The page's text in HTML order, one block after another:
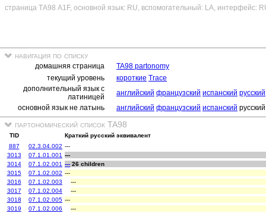
страница ТА98 A1F, основной язык: RU, вспомогательный: LA, интерфейс:
навигация по списку
домашняя страница
TA98 partonomy
текущий уровень
короткие Trace
дополнительный язык с
латиницей
английский французский испанский русский
основной язык не латынь
английский французский испанский русский
партономический список TA98
TID
Краткий русский эквивалент
887
02.3.04.002 ---
3013
07.1.01.001 ---
3014
07.1.02.001 --- 26 children
3015
07.1.02.002 ---
3016
07.1.02.003
---
3017
07.1.02.004
---
3018
07.1.02.005 ---
3019
07.1.02.006
---